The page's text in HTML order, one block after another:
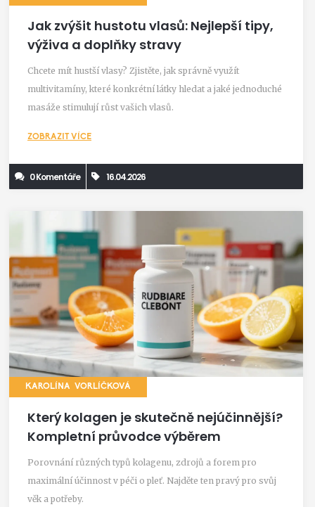
Jak zvýšit hustotu vlasů: Nejlepší tipy,
výživa a doplňky stravy
Chcete mít hustší vlasy? Zjistěte, jak správně využít
multivitamíny, které konkrétní látky hledat a jaké jednoduché
masáže stimulují růst vašich vlasů.
ZOBRAZIT VÍCE
0 Komentáře 16.04.2026
KAROLÍNA VORLÍČKOVÁ
Který kolagen je skutečně nejúčinnější?
Kompletní průvodce výběrem
Porovnání různých typů kolagenu, zdrojů a forem pro
maximální účinnost v péči o pleť. Najděte ten pravý pro svůj
věk a potřeby.